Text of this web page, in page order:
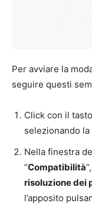
Per avviare la
seguire questi
Click con il
selezionando la
Nella finestra
“Compatibilità
risoluzione dei
l’apposito